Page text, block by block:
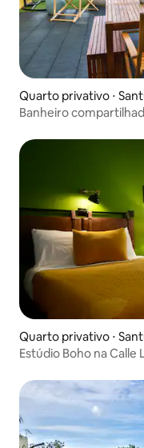
Quarto privativo ⋅
Banheiro
Quarto privativo ⋅
Estúdio Boho na Calle